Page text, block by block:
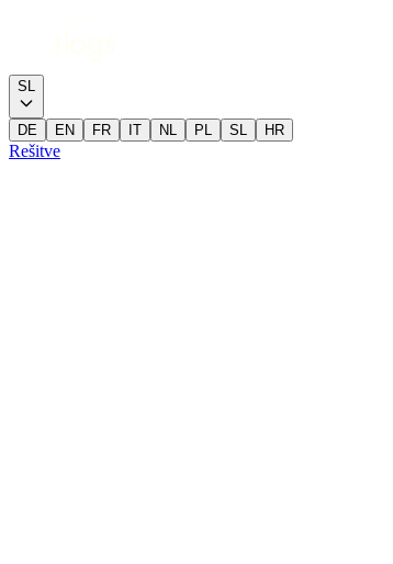
SL
DE EN FR IT NL PL SL HR
Rešitve